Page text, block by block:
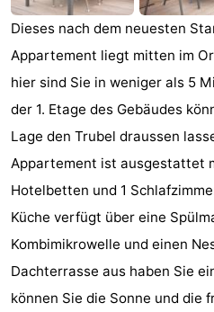
(mit
Frühstück)
Lastminutes
Strand
Sehen
&
tun
-
Museen
-
Denkmäler
-
Mühlen
-
Leuchtturme
-
Dieses nach dem neuesten
Appartement liegt mitten im
hier sind Sie in weniger als 5
der 1. Etage des Gebäudes
Lage den Trubel draussen
Appartement ist ausgestattet
Hotelbetten und 1
Küche verfügt über eine
Kombimikrowelle und einen
Dachterrasse aus haben Sie
können Sie die Sonne und die